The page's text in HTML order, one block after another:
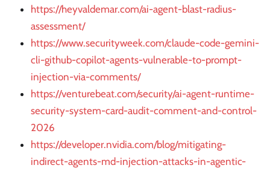
https://heyvaldemar.com/ai-agent-blast-radius-
assessment/
https://www.securityweek.com/claude-code-gemini-
cli-github-copilot-agents-vulnerable-to-prompt-
injection-via-comments/
https://venturebeat.com/security/ai-agent-runtime-
security-system-card-audit-comment-and-control-
2026
https://developer.nvidia.com/blog/mitigating-
indirect-agents-md-injection-attacks-in-agentic-